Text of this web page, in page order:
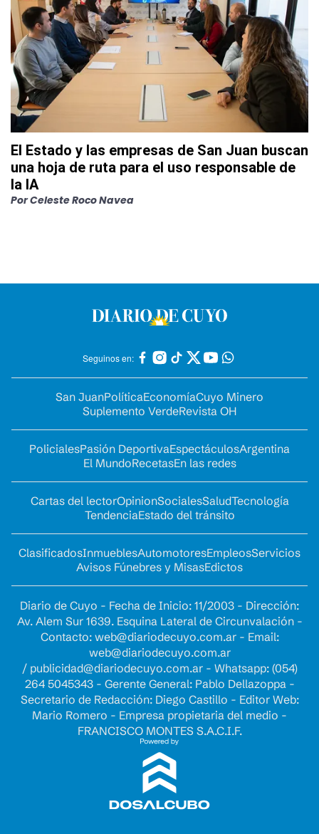
El Estado y las empresas de San Juan buscan
una hoja de ruta para el uso responsable de
la IA
PorCeleste Roco Navea
Seguinos en:
San JuanPolíticaEconomíaCuyo Minero
Suplemento VerdeRevista OH
PolicialesPasión DeportivaEspectáculosArgentina
El MundoRecetasEn las redes
Cartas del lectorOpinionSocialesSaludTecnología
TendenciaEstado del tránsito
ClasificadosInmueblesAutomotoresEmpleosServicios
Avisos Fúnebres y MisasEdictos
Diario de Cuyo - Fecha de Inicio: 11/2003 - Dirección:
Av. Alem Sur 1639. Esquina Lateral de Circunvalación -
Contacto: web@diariodecuyo.com.ar- Email:
web@diariodecuyo.com.ar
/ publicidad@diariodecuyo.com.ar- Whatsapp: (054)
264 5045343 - Gerente General: Pablo Dellazoppa -
Secretario de Redacción: Diego Castillo - Editor Web:
Mario Romero - Empresa propietaria del medio -
FRANCISCO MONTES S.A.C.I.F.